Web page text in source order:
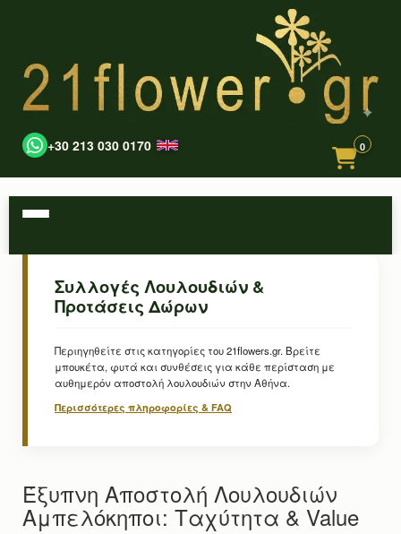
+30 213 030 0170 0
Συλλογές Λουλουδιών &
Προτάσεις Δώρων
Περιηγηθείτε στις κατηγορίες του 21flowers.gr. Βρείτε
μπουκέτα, φυτά και συνθέσεις για κάθε περίσταση με
αυθημερόν αποστολή λουλουδιών στην Αθήνα.
Περισσότερες πληροφορίες & FAQ
Έξυπνη Αποστολή Λουλουδιών
Αμπελόκηποι: Ταχύτητα & Value